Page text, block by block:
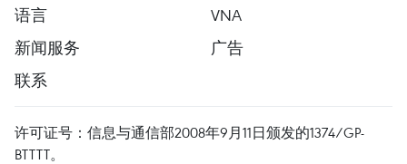
语言
VNA
新闻服务
广告
联系
许可证号：信息与通信部2008年9月11日颁发的1374/GP-
BTTTT。